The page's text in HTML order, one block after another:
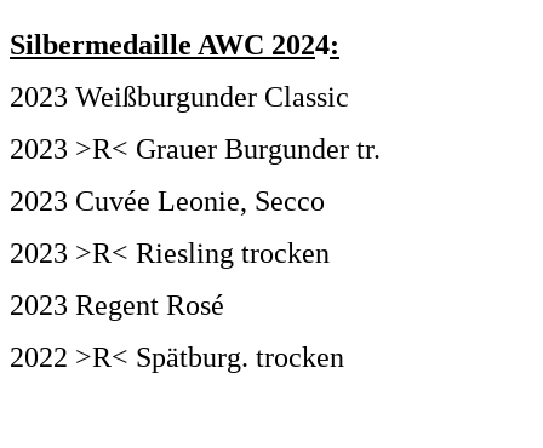
Silbermedaille AWC 2024:
2023 Weißburgunder Classic
2023 >R< Grauer Burgunder tr.
2023 Cuvée Leonie, Secco
2023 >R< Riesling trocken
2023 Regent Rosé
2022 >R< Spätburg. trocken